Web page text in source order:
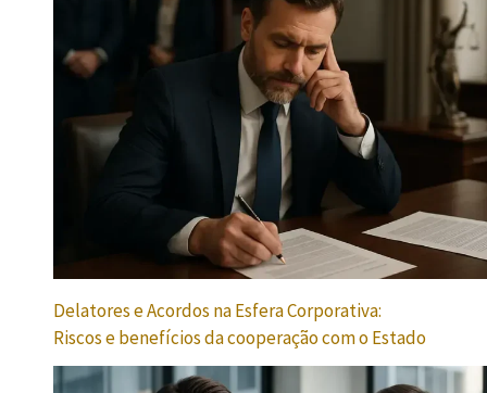
Delatores e Acordos na Esfera Corporativa:
Riscos e benefícios da cooperação com o Estado